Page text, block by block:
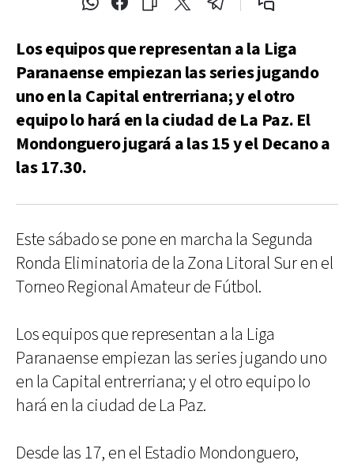
Los equipos que representan a la Liga
Paranaense empiezan las series jugando
uno en la Capital entrerriana; y el otro
equipo lo hará en la ciudad de La Paz. El
Mondonguero jugará a las 15 y el Decano a
las 17.30.
Este sábado se pone en marcha la Segunda
Ronda Eliminatoria de la Zona Litoral Sur en el
Torneo Regional Amateur de Fútbol.
Los equipos que representan a la Liga
Paranaense empiezan las series jugando uno
en la Capital entrerriana; y el otro equipo lo
hará en la ciudad de La Paz.
Desde las 17, en el Estadio Mondonguero,